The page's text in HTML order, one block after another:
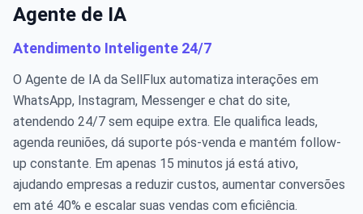
Agente de IA
Atendimento Inteligente 24/7
O Agente de IA da SellFlux automatiza interações em
WhatsApp, Instagram, Messenger e chat do site,
atendendo 24/7 sem equipe extra. Ele qualifica leads,
agenda reuniões, dá suporte pós-venda e mantém follow-
up constante. Em apenas 15 minutos já está ativo,
ajudando empresas a reduzir custos, aumentar conversões
em até 40% e escalar suas vendas com eficiência.